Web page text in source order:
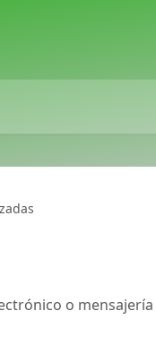
o mensajería